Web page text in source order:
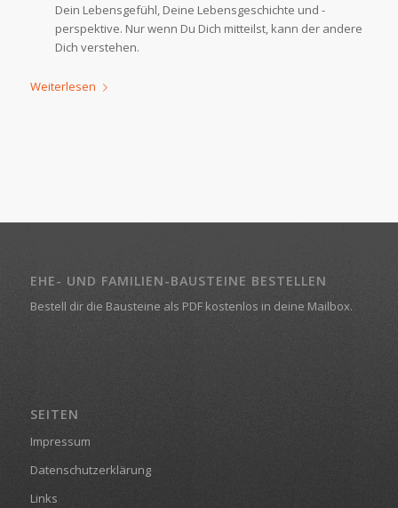
Dein Lebensgefühl, Deine Lebensgeschichte und -
perspektive. Nur wenn Du Dich mitteilst, kann der andere
Dich verstehen.
Weiterlesen
EHE- UND FAMILIEN-BAUSTEINE BESTELLEN
Bestell dir die Bausteine als PDF kostenlos in deine Mailbox.
SEITEN
Impressum
Datenschutzerklärung
Links